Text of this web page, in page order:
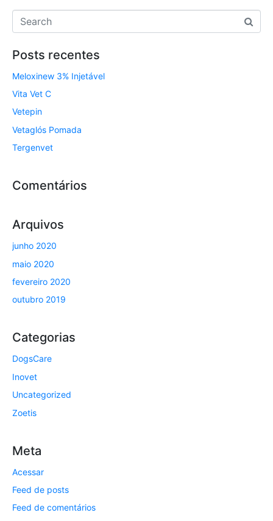
Posts recentes
Meloxinew 3% Injetável
Vita Vet C
Vetepin
Vetaglós Pomada
Tergenvet
Comentários
Arquivos
junho 2020
maio 2020
fevereiro 2020
outubro 2019
Categorias
DogsCare
Inovet
Uncategorized
Zoetis
Meta
Acessar
Feed de posts
Feed de comentários